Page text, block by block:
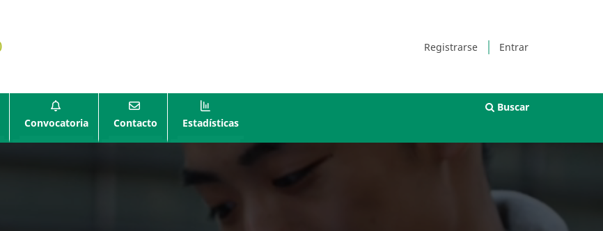
Registrarse Entrar
Convocatoria Contacto Estadísticas
Buscar